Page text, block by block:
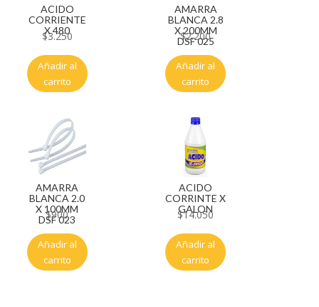
ACIDO
CORRIENTE
X 480
$3.250
Añadir al
carrito
AMARRA
BLANCA 2.8
X 200MM
DSF 025
$2.200
Añadir al
carrito
AMARRA
BLANCA 2.0
X 100MM
DSF 023
$900
Añadir al
carrito
ACIDO
CORRINTE X
GALON
$14.050
Añadir al
carrito